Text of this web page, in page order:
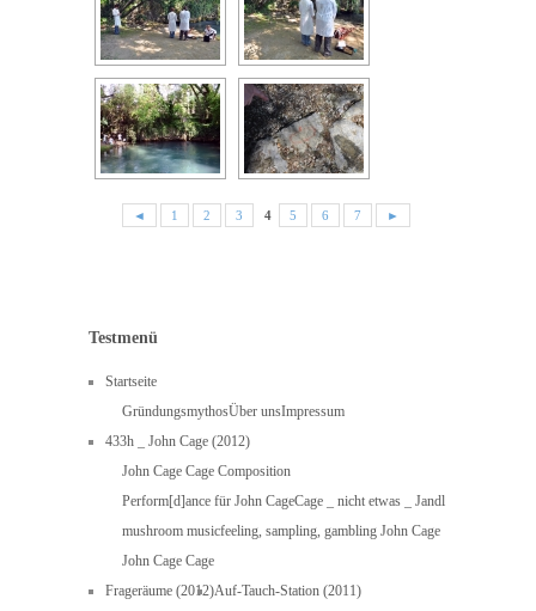
◄ 1 2 3 4 5 6 7 ►
Testmenü
Startseite
GründungsmythosÜber unsImpressum
433h _ John Cage (2012)
John Cage Cage Composition
Perform[d]ance für John CageCage _ nicht etwas _ Jandl
mushroom musicfeeling, sampling, gambling John Cage
John Cage Cage
Frageräume (2012)Auf-Tauch-Station (2011)